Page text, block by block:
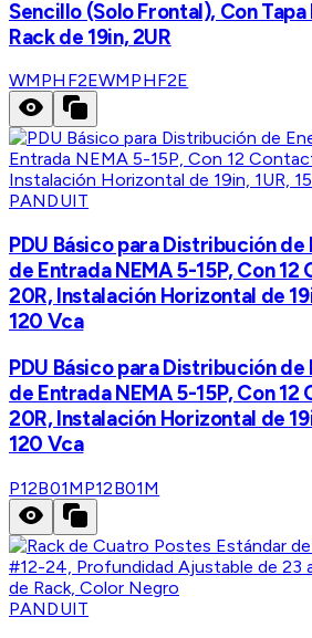
Sencillo (Solo Frontal), Con
Rack de 19in, 2UR
WMPHF2EWMPHF2E
PANDUIT
PDU Básico para Distribución
de Entrada NEMA 5-15P, Con
20R, Instalación Horizontal de
120 Vca
PDU Básico para Distribución
de Entrada NEMA 5-15P, Con
20R, Instalación Horizontal de
120 Vca
P12B01MP12B01M
PANDUIT